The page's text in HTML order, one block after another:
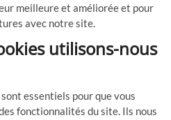
meilleure et améliorée et pour
avec notre site.
utilisons-nous
essentiels pour que vous
fonctionnalités du site. Ils nous